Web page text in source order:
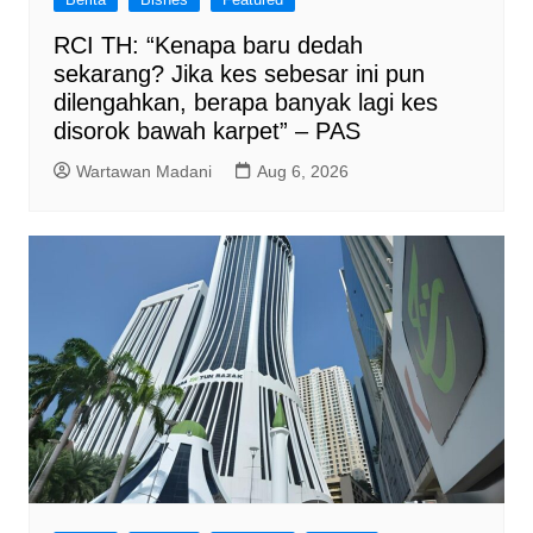
RCI TH: “Kenapa baru dedah
sekarang? Jika kes sebesar ini pun
dilengahkan, berapa banyak lagi kes
disorok bawah karpet” – PAS
Wartawan Madani Aug 6, 2026